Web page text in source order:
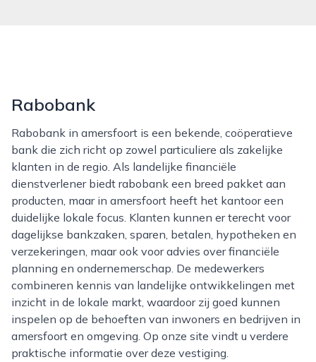
Rabobank
Rabobank in amersfoort is een bekende, coöperatieve
bank die zich richt op zowel particuliere als zakelijke
klanten in de regio. Als landelijke financiële
dienstverlener biedt rabobank een breed pakket aan
producten, maar in amersfoort heeft het kantoor een
duidelijke lokale focus. Klanten kunnen er terecht voor
dagelijkse bankzaken, sparen, betalen, hypotheken en
verzekeringen, maar ook voor advies over financiële
planning en ondernemerschap. De medewerkers
combineren kennis van landelijke ontwikkelingen met
inzicht in de lokale markt, waardoor zij goed kunnen
inspelen op de behoeften van inwoners en bedrijven in
amersfoort en omgeving. Op onze site vindt u verdere
praktische informatie over deze vestiging.